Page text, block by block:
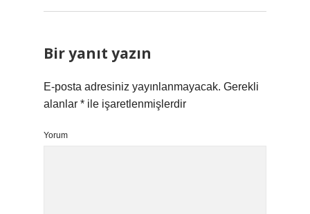
Bir yanıt yazın
E-posta adresiniz yayınlanmayacak. Gerekli
alanlar * ile işaretlenmişlerdir
Yorum